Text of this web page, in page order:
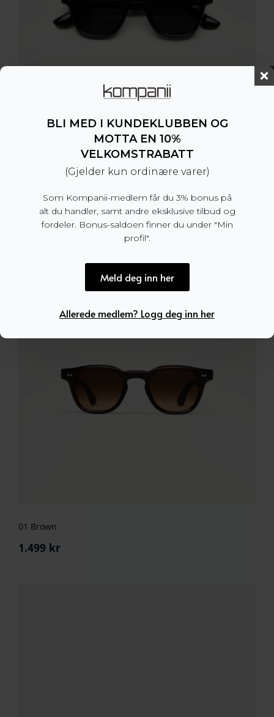
01 Brown
1.499 kr
BLI MED I KUNDEKLUBBEN OG
MOTTA EN 10%
VELKOMSTRABATT
(Gjelder kun ordinære varer)
Som Kompanii-medlem får du 3% bonus på
alt du handler, samt andre eksklusive tilbud og
fordeler. Bonus-saldoen finner du under "Min
profil".
Meld deg inn her
Allerede medlem? Logg deg inn her